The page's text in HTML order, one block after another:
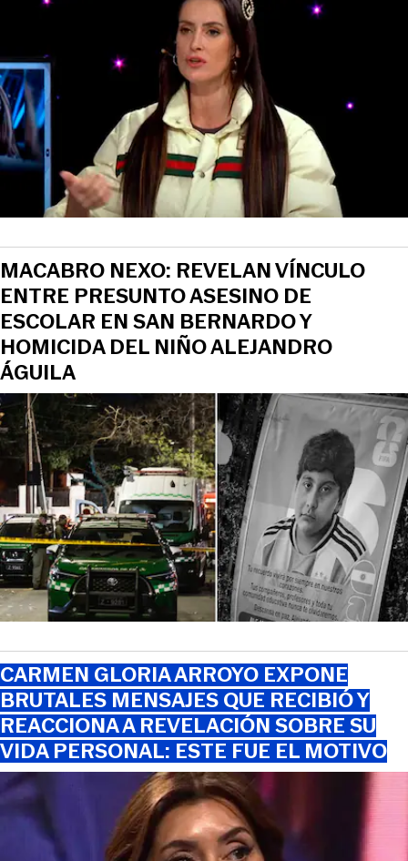
MACABRO NEXO: REVELAN VÍNCULO
ENTRE PRESUNTO ASESINO DE
ESCOLAR EN SAN BERNARDO Y
HOMICIDA DEL NIÑO ALEJANDRO
ÁGUILA
CARMEN GLORIA ARROYO EXPONE
BRUTALES MENSAJES QUE RECIBIÓ Y
REACCIONA A REVELACIÓN SOBRE SU
VIDA PERSONAL: ESTE FUE EL MOTIVO